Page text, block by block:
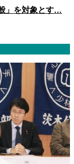
」を対象とす…